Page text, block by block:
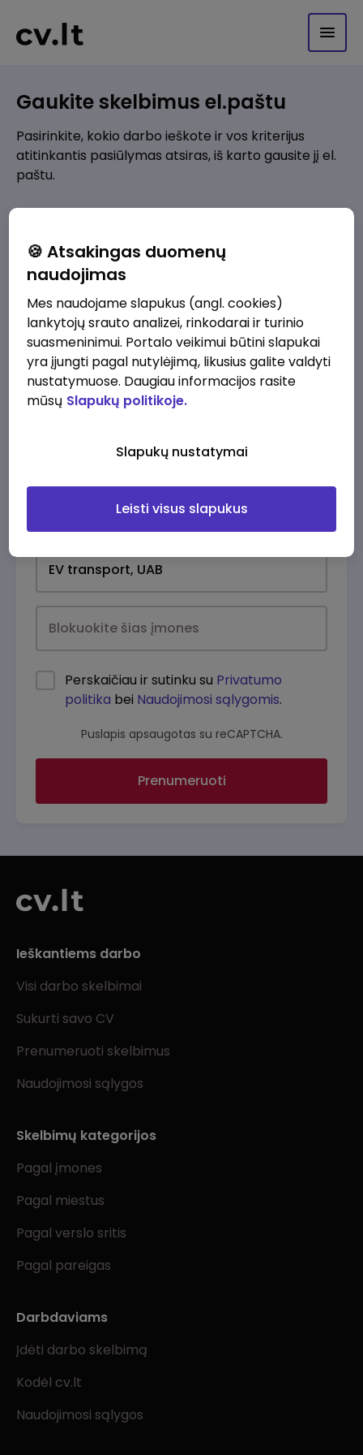
Gaukite skelbimus el.paštu
Pasirinkite, kokio darbo ieškote ir vos kriterijus
atitinkantis pasiūlymas atsiras, iš karto gausite jį el.
paštu.
Pridėti naują
Kokios srities darbo pasiūlymai jus domina?
Pridėti naują
Perskaičiau ir sutinku su Privatumo
politika bei Naudojimosi sąlygomis.
Puslapis apsaugotas su reCAPTCHA.
Prenumeruoti
Ieškantiems darbo
Visi darbo skelbimai
Sukurti savo CV
Prenumeruoti skelbimus
Naudojimosi sąlygos
Skelbimų kategorijos
Pagal įmones
Pagal miestus
Pagal verslo sritis
Pagal pareigas
Darbdaviams
Įdėti darbo skelbimą
Kodėl cv.lt
Naudojimosi sąlygos
🍪 Atsakingas duomenų
naudojimas
Mes naudojame slapukus (angl. cookies)
lankytojų srauto analizei, rinkodarai ir turinio
suasmeninimui. Portalo veikimui būtini slapukai
yra įjungti pagal nutylėjimą, likusius galite valdyti
nustatymuose. Daugiau informacijos rasite
mūsų Slapukų politikoje.
Slapukų nustatymai
Leisti visus slapukus